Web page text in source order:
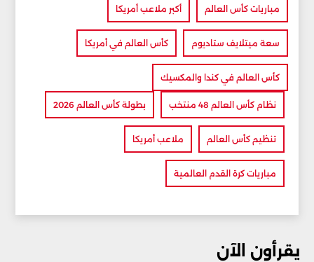
مباريات كأس العالم أكبر ملاعب أمريكا
سعة ميتلايف ستاديوم كأس العالم في أمريكا
كأس العالم في كندا والمكسيك
نظام كأس العالم 48 منتخب بطولة كأس العالم 2026
تنظيم كأس العالم ملاعب أمريكا
مباريات كرة القدم العالمية
يقرأون الآن